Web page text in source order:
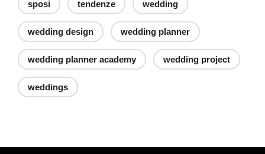
sposi tendenze wedding
wedding design wedding planner
wedding planner academy wedding project
weddings